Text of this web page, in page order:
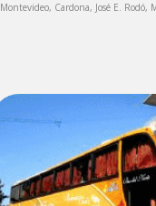
Montevideo, Cardona, José E. Rodó,